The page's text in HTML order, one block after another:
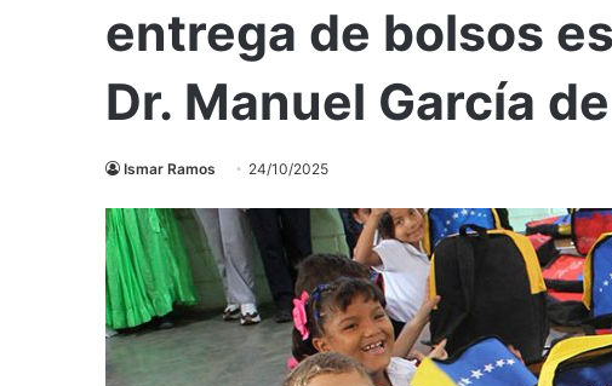
entrega de bolsos
Dr. Manuel García
Ismar Ramos 24/10/2025